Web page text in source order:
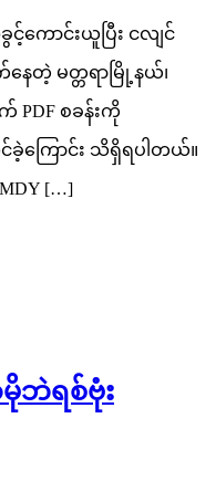
ောင်းယူပြီး ငလျင်
တဲ့ မတ္တရာမြို့နယ်၊
PDF စခန်းကို
ကြောင်း သိရှိရပါတယ်။
[…]
ဘဲရစ်ဗုံး